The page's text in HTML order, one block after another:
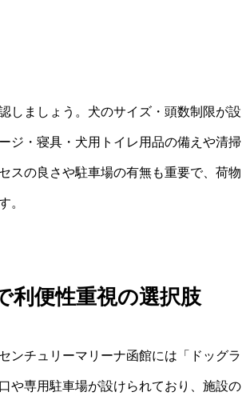
しましょう。犬のサイズ・頭数制限が設
ジ・寝具・犬用トイレ用品の備えや清掃
スの良さや駐車場の有無も重要で、荷物
。
利便性重視の選択肢
ンチュリーマリーナ函館には「ドッグラ
や専用駐車場が設けられており、施設の